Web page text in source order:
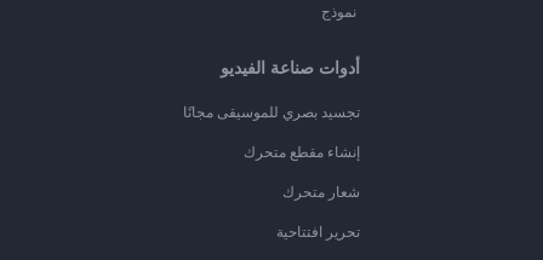
نموذج
أدوات صناعة الفيديو
تجسيد بصري للموسيقى مجانًا
إنشاء مقطع متحرك
شعار متحرك
تحرير افتتاحية